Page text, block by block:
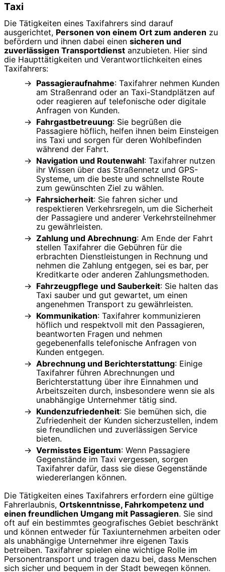
Taxi
Die Tätigkeiten eines Taxifahrers sind darauf
ausgerichtet, Personen von einem Ort zum anderen zu
befördern und ihnen dabei einen sicheren und
zuverlässigen Transportdienst anzubieten. Hier sind
die Haupttätigkeiten und Verantwortlichkeiten eines
Taxifahrers:
Passagieraufnahme: Taxifahrer nehmen Kunden
am Straßenrand oder an Taxi-Standplätzen auf
oder reagieren auf telefonische oder digitale
Anfragen von Kunden.
Fahrgastbetreuung: Sie begrüßen die
Passagiere höflich, helfen ihnen beim Einsteigen
ins Taxi und sorgen für deren Wohlbefinden
während der Fahrt.
Navigation und Routenwahl: Taxifahrer nutzen
ihr Wissen über das Straßennetz und GPS-
Systeme, um die beste und schnellste Route
zum gewünschten Ziel zu wählen.
Fahrsicherheit: Sie fahren sicher und
respektieren Verkehrsregeln, um die Sicherheit
der Passagiere und anderer Verkehrsteilnehmer
zu gewährleisten.
Zahlung und Abrechnung: Am Ende der Fahrt
stellen Taxifahrer die Gebühren für die
erbrachten Dienstleistungen in Rechnung und
nehmen die Zahlung entgegen, sei es bar, per
Kreditkarte oder anderen Zahlungsmethoden.
Fahrzeugpflege und Sauberkeit: Sie halten das
Taxi sauber und gut gewartet, um einen
angenehmen Transport zu gewährleisten.
Kommunikation: Taxifahrer kommunizieren
höflich und respektvoll mit den Passagieren,
beantworten Fragen und nehmen
gegebenenfalls telefonische Anfragen von
Kunden entgegen.
Abrechnung und Berichterstattung: Einige
Taxifahrer führen Abrechnungen und
Berichterstattung über ihre Einnahmen und
Arbeitszeiten durch, insbesondere wenn sie als
unabhängige Unternehmer tätig sind.
Kundenzufriedenheit: Sie bemühen sich, die
Zufriedenheit der Kunden sicherzustellen, indem
sie freundlichen und zuverlässigen Service
bieten.
Vermisstes Eigentum: Wenn Passagiere
Gegenstände im Taxi vergessen, sorgen
Taxifahrer dafür, dass sie diese Gegenstände
wiedererlangen können.
Die Tätigkeiten eines Taxifahrers erfordern eine gültige
Fahrerlaubnis, Ortskenntnisse, Fahrkompetenz und
einen freundlichen Umgang mit Passagieren. Sie sind
oft auf ein bestimmtes geografisches Gebiet beschränkt
und können entweder für Taxiunternehmen arbeiten oder
als unabhängige Unternehmer ihre eigenen Taxis
betreiben. Taxifahrer spielen eine wichtige Rolle im
Personentransport und tragen dazu bei, dass Menschen
sich sicher und bequem in der Stadt bewegen können.